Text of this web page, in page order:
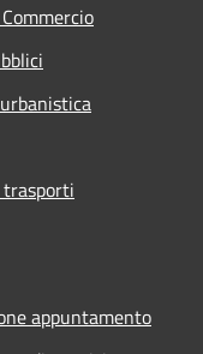
appuntamento